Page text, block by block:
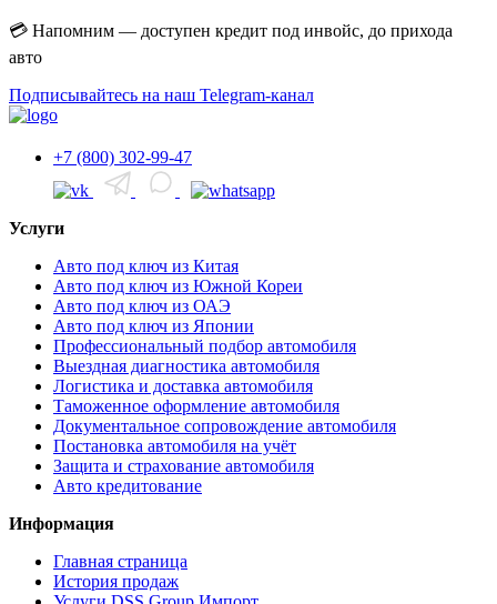
💳 Напомним — доступен кредит под инвойс, до прихода
авто
Подписывайтесь на наш Telegram-канал
+7 (800) 302-99-47
Услуги
Авто под ключ из Китая
Авто под ключ из Южной Кореи
Авто под ключ из ОАЭ
Авто под ключ из Японии
Профессиональный подбор автомобиля
Выездная диагностика автомобиля
Логистика и доставка автомобиля
Таможенное оформление автомобиля
Документальное сопровождение автомобиля
Постановка автомобиля на учёт
Защита и страхование автомобиля
Авто кредитование
Информация
Главная страница
История продаж